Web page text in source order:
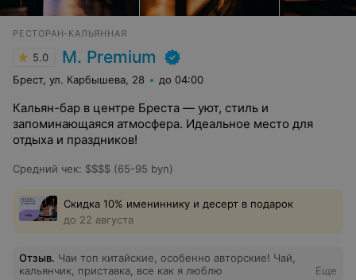
РЕСТОРАН-КАЛЬЯННАЯ
5.0 М. Premium
Брест, ул. Карбышева, 28 до 04:00
Кальян-бар в центре Бреста — уют, стиль и
запоминающаяся атмосфера. Идеальное место для
отдыха и праздников!
Средний чек: $$$$ (65-95 byn)
Скидка 10% имениннику и десерт в подарок
до 22 августа
Отзыв. Чаи топ китайские, особенно авторские! Чай,
кальянчик, приставка, все как я люблю
Еще